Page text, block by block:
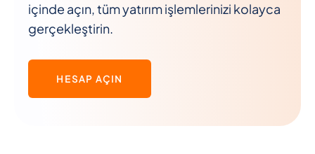
içinde açın, tüm yatırım işlemlerinizi kolayca
gerçekleştirin.
HESAP AÇIN